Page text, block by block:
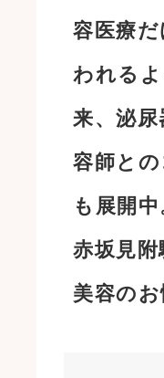
容医療
われる
来、泌
容師と
も展開中
赤坂見
美容のお